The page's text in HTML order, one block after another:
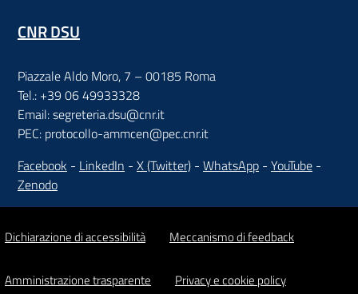
CNR DSU
Piazzale Aldo Moro, 7 – 00185 Roma
Tel.: +39 06 49933328
Email: segreteria.dsu@cnr.it
PEC: protocollo-ammcen@pec.cnr.it
Facebook - LinkedIn - X (Twitter) - WhatsApp - YouTube -
Zenodo
Dichiarazione di accessibilità Meccanismo di feedback
Amministrazione trasparente Privacy e cookie policy